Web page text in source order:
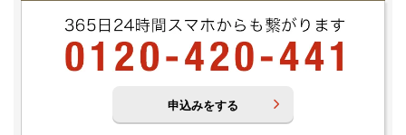
申込みをする